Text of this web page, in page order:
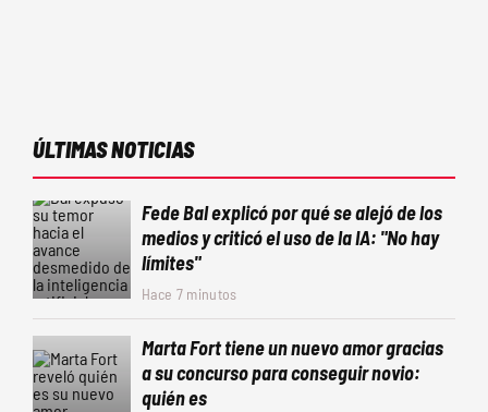
ÚLTIMAS NOTICIAS
Fede Bal explicó por qué se alejó de los
medios y criticó el uso de la IA: "No hay
límites"
Hace 7 minutos
Marta Fort tiene un nuevo amor gracias
a su concurso para conseguir novio:
quién es